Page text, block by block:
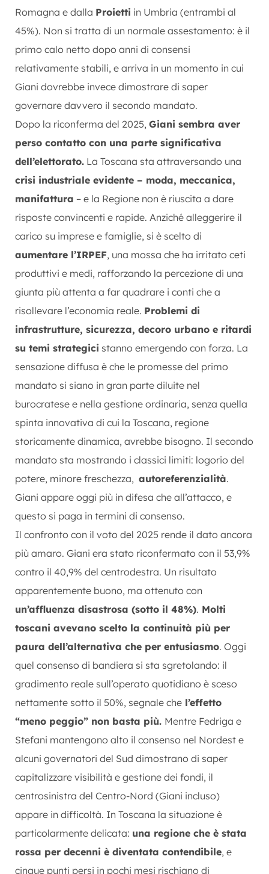
Romagna e dalla Proietti in Umbria (entrambi al
45%). Non si tratta di un normale assestamento: è il
primo calo netto dopo anni di consensi
relativamente stabili, e arriva in un momento in cui
Giani dovrebbe invece dimostrare di saper
governare davvero il secondo mandato.
Dopo la riconferma del 2025, Giani sembra aver
perso contatto con una parte significativa
dell’elettorato. La Toscana sta attraversando una
crisi industriale evidente – moda, meccanica,
manifattura – e la Regione non è riuscita a dare
risposte convincenti e rapide. Anziché alleggerire il
carico su imprese e famiglie, si è scelto di
aumentare l’IRPEF, una mossa che ha irritato ceti
produttivi e medi, rafforzando la percezione di una
giunta più attenta a far quadrare i conti che a
risollevare l’economia reale. Problemi di
infrastrutture, sicurezza, decoro urbano e ritardi
su temi strategici stanno emergendo con forza. La
sensazione diffusa è che le promesse del primo
mandato si siano in gran parte diluite nel
burocratese e nella gestione ordinaria, senza quella
spinta innovativa di cui la Toscana, regione
storicamente dinamica, avrebbe bisogno. Il secondo
mandato sta mostrando i classici limiti: logorio del
potere, minore freschezza, autoreferenzialità.
Giani appare oggi più in difesa che all’attacco, e
questo si paga in termini di consenso.
Il confronto con il voto del 2025 rende il dato ancora
più amaro. Giani era stato riconfermato con il 53,9%
contro il 40,9% del centrodestra. Un risultato
apparentemente buono, ma ottenuto con
un’affluenza disastrosa (sotto il 48%). Molti
toscani avevano scelto la continuità più per
paura dell’alternativa che per entusiasmo. Oggi
quel consenso di bandiera si sta sgretolando: il
gradimento reale sull’operato quotidiano è sceso
nettamente sotto il 50%, segnale che l’effetto
“meno peggio” non basta più. Mentre Fedriga e
Stefani mantengono alto il consenso nel Nordest e
alcuni governatori del Sud dimostrano di saper
capitalizzare visibilità e gestione dei fondi, il
centrosinistra del Centro-Nord (Giani incluso)
appare in difficoltà. In Toscana la situazione è
particolarmente delicata: una regione che è stata
rossa per decenni è diventata contendibile, e
cinque punti persi in pochi mesi rischiano di